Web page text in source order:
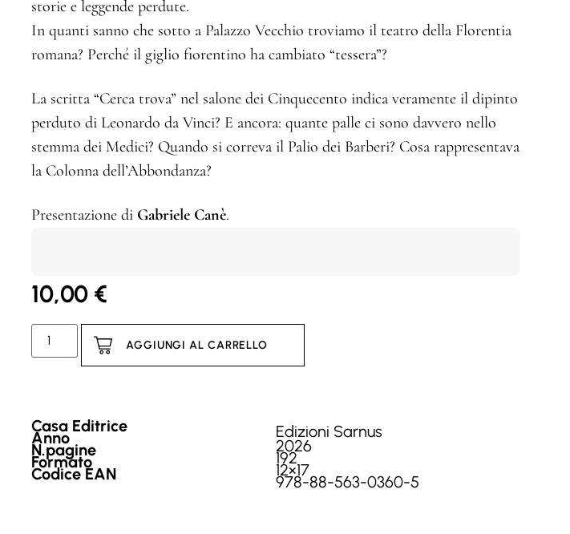
storie e leggende perdute.
In quanti sanno che sotto a Palazzo Vecchio troviamo il teatro della Florentia
romana? Perché il giglio fiorentino ha cambiato “tessera”?
La scritta “Cerca trova” nel salone dei Cinquecento indica veramente il dipinto
perduto di Leonardo da Vinci? E ancora: quante palle ci sono davvero nello
stemma dei Medici? Quando si correva il Palio dei Barberi? Cosa rappresentava
la Colonna dell’Abbondanza?
Presentazione di Gabriele Canè.
10,00 €
AGGIUNGI AL CARRELLO
Casa Editrice Edizioni Sarnus
Anno 2026
N.pagine 192
Formato 12×17
Codice EAN 978-88-563-0360-5